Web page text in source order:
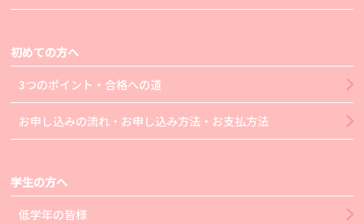
初めての方へ
3つのポイント・合格への道
お申し込みの流れ・お申し込み方法・お支払方法
学生の方へ
低学年の皆様